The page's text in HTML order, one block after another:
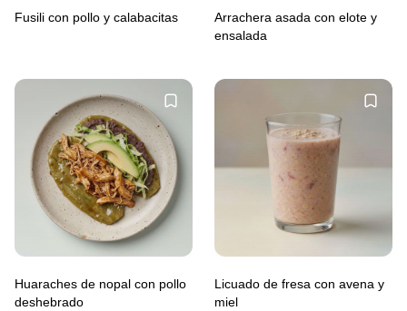
Fusili con pollo y calabacitas
Arrachera asada con elote y
ensalada
Huaraches de nopal con pollo
deshebrado
Licuado de fresa con avena y
miel